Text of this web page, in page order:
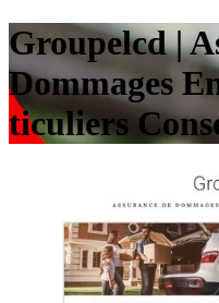
Groupelcd |
Dommages
ticu­liers